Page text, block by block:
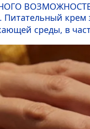
Питательный крем
среды, в